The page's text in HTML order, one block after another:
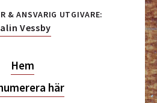
& ANSVARIG UTGIVARE:
Vessby
Hem
här